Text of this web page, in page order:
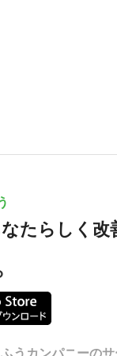
たらしく改
ふうカンパニーの